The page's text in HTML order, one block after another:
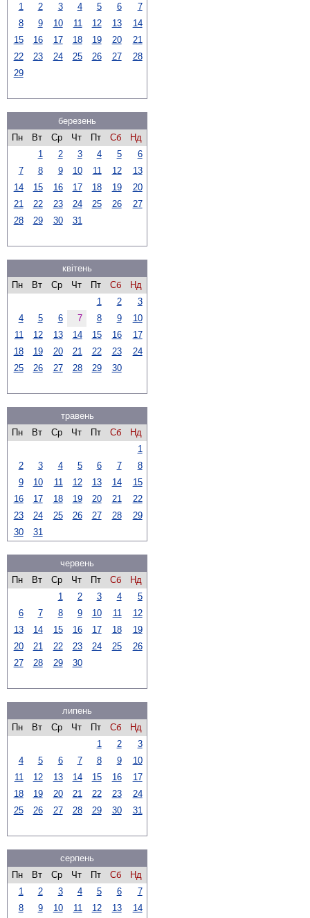
1 2 3 4 5 6
7
8
9 10 11 12 13
14
15
16 17 18 19 20
21
22
23 24 25 26 27
28
29
березень
Пн
Вт Ср Чт Пт Сб
Нд
1
2 3 4 5
6
7
8 9 10 11 12
13
14
15 16 17 18 19
20
21
22 23 24 25 26
27
28
29 30 31
квітень
Пн
Вт Ср Чт Пт Сб
Нд
1
2
3
4
5 6 7 8 9
10
11
12 13 14 15 16
17
18
19 20 21 22 23
24
25
26 27 28 29 30
травень
Пн
Вт Ср Чт Пт Сб
Нд
1
2
3 4 5 6 7
8
9
10 11 12 13 14
15
16
17 18 19 20 21
22
23
24 25 26 27 28
29
30
31
червень
Пн
Вт Ср Чт Пт Сб
Нд
1
2 3 4
5
6
7 8 9 10 11
12
13
14 15 16 17 18
19
20
21 22 23 24 25
26
27
28 29 30
липень
Пн
Вт Ср Чт Пт Сб
Нд
1
2
3
4
5 6 7 8 9
10
11
12 13 14 15 16
17
18
19 20 21 22 23
24
25
26 27 28 29 30 31
серпень
Пн
Вт Ср Чт Пт Сб
Нд
1
2 3 4 5 6
7
8
9 10 11 12 13
14